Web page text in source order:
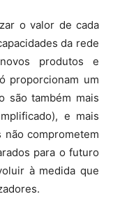
o valor de cada
da rede
produtos e
proporcionam um
são também mais
e mais
comprometem
para o futuro
à medida que